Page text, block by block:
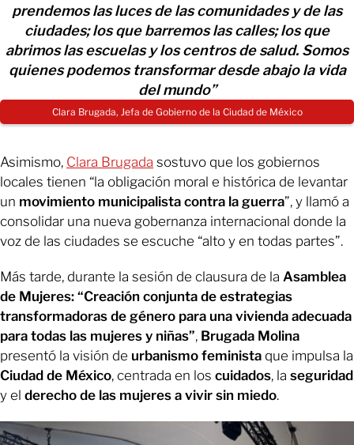
prendemos las luces de las comunidades y de las
ciudades; los que barremos las calles; los que
abrimos las escuelas y los centros de salud. Somos
quienes podemos transformar desde abajo la vida
del mundo”
Clara Brugada, Jefa de Gobierno de la Ciudad de México
Asimismo, Clara Brugada sostuvo que los gobiernos
locales tienen “la obligación moral e histórica de levantar
un movimiento municipalista contra la guerra”, y llamó a
consolidar una nueva gobernanza internacional donde la
voz de las ciudades se escuche “alto y en todas partes”.
Más tarde, durante la sesión de clausura de la Asamblea
de Mujeres: “Creación conjunta de estrategias
transformadoras de género para una vivienda adecuada
para todas las mujeres y niñas”, Brugada Molina
presentó la visión de urbanismo feminista que impulsa la
Ciudad de México, centrada en los cuidados, la seguridad
y el derecho de las mujeres a vivir sin miedo.